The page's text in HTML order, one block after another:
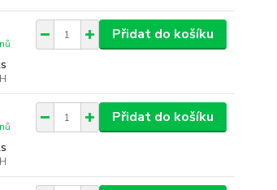
Přidat do košíku
Přidat do košíku